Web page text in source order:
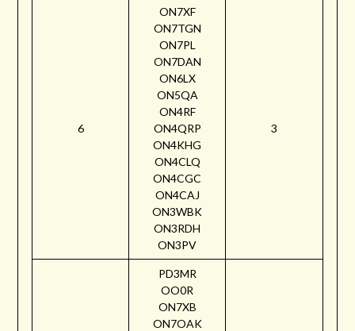
6
ON7XF
ON7TGN
ON7PL
ON7DAN
ON6LX
ON5QA
ON4RF
ON4QRP
ON4KHG
ON4CLQ
ON4CGC
ON4CAJ
ON3WBK
ON3RDH
ON3PV
3
PD3MR
OO0R
ON7XB
ON7OAK